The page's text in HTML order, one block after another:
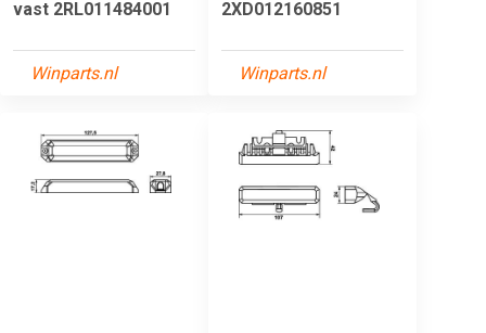
vast 2RL011484001
Winparts.nl
2XD012160851
Winparts.nl